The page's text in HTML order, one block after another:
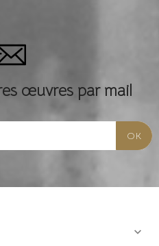
œuvres par mail
